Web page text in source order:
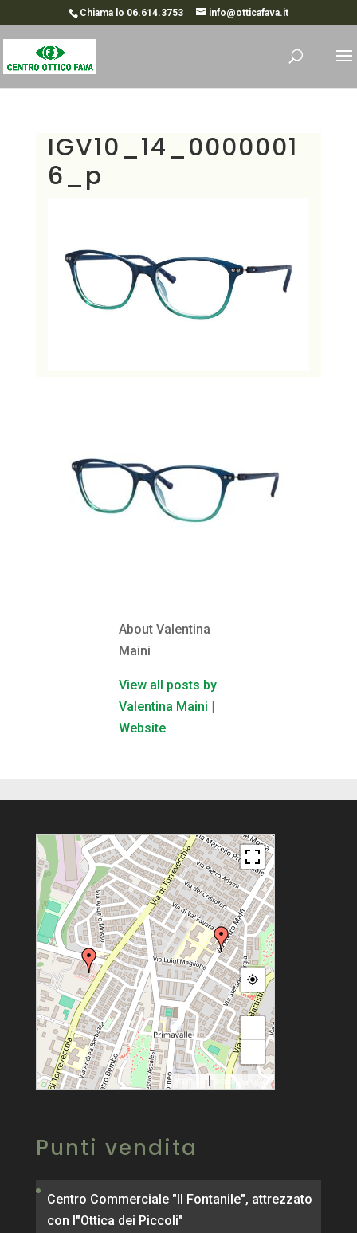
Chiama lo 06.614.3753 info@otticafava.it
IGV10_14_0000001
6_p
About Valentina
Maini
View all posts by
Valentina Maini
Website
© OpenStreetMap
Punti vendita
Centro Commerciale "Il Fontanile", attrezzato
con l"Ottica dei Piccoli"